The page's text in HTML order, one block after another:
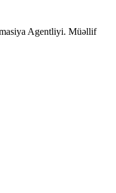
Agentliyi. Müəllif